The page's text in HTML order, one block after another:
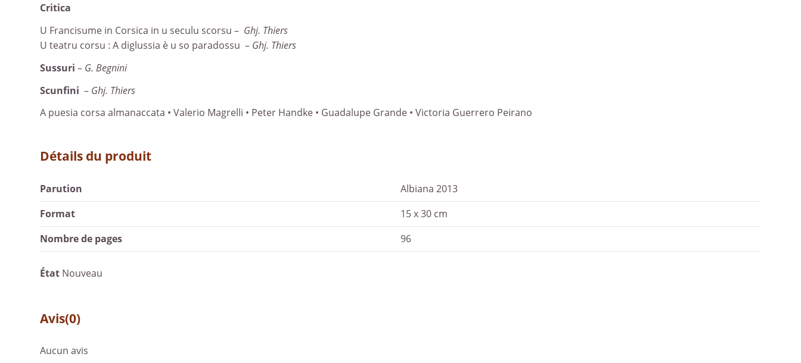
Critica
U Francisume in Corsica in u seculu scorsu – Ghj. Thiers
U teatru corsu : A diglussia è u so paradossu – Ghj. Thiers
Sussuri – G. Begnini
Scunfini – Ghj. Thiers
A puesia corsa almanaccata • Valerio Magrelli • Peter Handke • Guadalupe Grande • Victoria Guerrero Peirano
Détails du produit
Parution
Albiana 2013
Format
15 x 30 cm
Nombre de pages
96
État Nouveau
Avis(0)
Aucun avis